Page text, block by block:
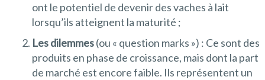
ont le potentiel de devenir des vaches à lait
lorsqu’ils atteignent la maturité ;
Les dilemmes(ou « question marks ») : Ce sont des
produits en phase de croissance, mais dont la part
de marché est encore faible. Ils représentent un